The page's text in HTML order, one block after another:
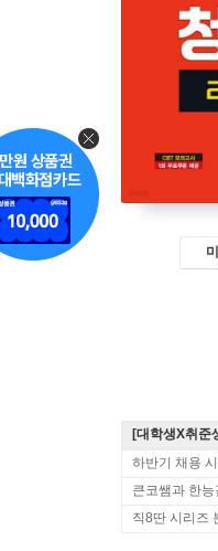
[대학생X취준
하반기 채용
큰코쌤과 한능
직8딴 시리즈